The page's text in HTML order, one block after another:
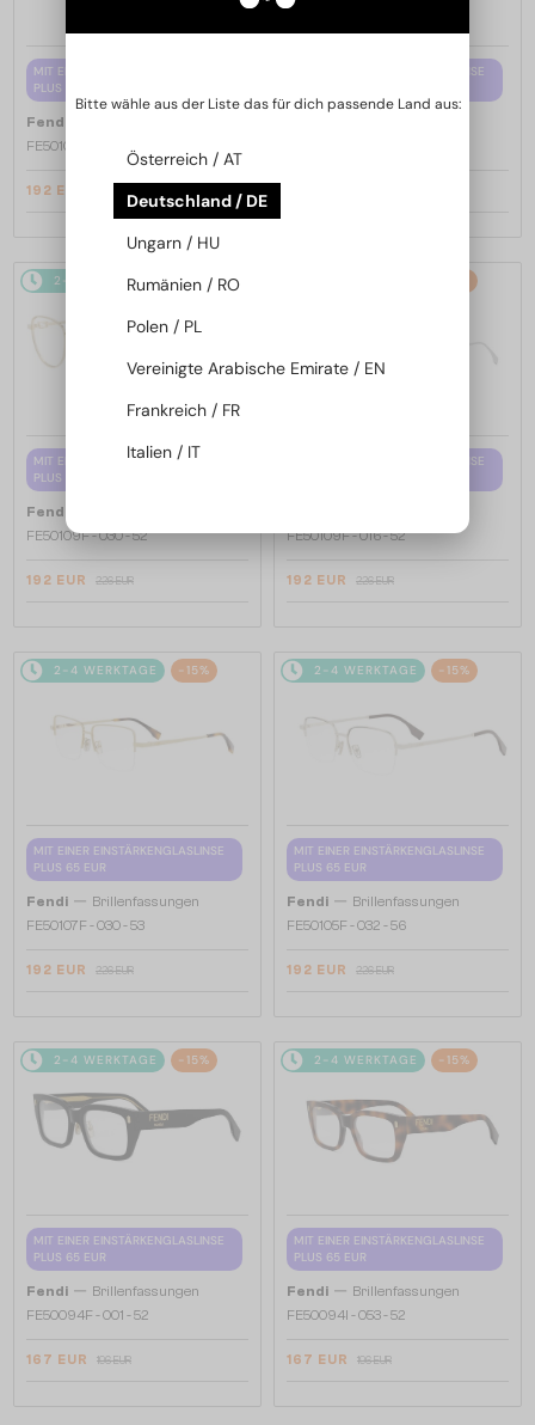
MIT EINER EINSTÄRKENGLASLINSE
PLUS 65 EUR
Fendi
FE50100I - 001 - 53
192 EUR
MIT EINER EINSTÄRKENGLASLINSE
2-4 WERKTAGE -15%
MIT EINER EINSTÄRKENGLASLINSE
PLUS 65 EUR
Fendi
FE50109F - 030 - 52
192 EUR 226 EUR
MIT EINER EINSTÄRKENGLASLINSE
FE50109F - 016 - 52
192 EUR 226 EUR
2-4 WERKTAGE -15%
MIT EINER EINSTÄRKENGLASLINSE
PLUS 65 EUR
Fendi — Brillenfassungen
FE50107F - 030 - 53
192 EUR 226 EUR
2-4 WERKTAGE -15%
MIT EINER EINSTÄRKENGLASLINSE
PLUS 65 EUR
Fendi — Brillenfassungen
FE50105F - 032 - 56
192 EUR 226 EUR
2-4 WERKTAGE -15%
MIT EINER EINSTÄRKENGLASLINSE
PLUS 65 EUR
Fendi — Brillenfassungen
FE50094F - 001 - 52
167 EUR 196 EUR
2-4 WERKTAGE -15%
MIT EINER EINSTÄRKENGLASLINSE
PLUS 65 EUR
Fendi — Brillenfassungen
FE50094I - 053 - 52
167 EUR 196 EUR
Bitte wähle aus der Liste das für dich passende Land aus:
Österreich / AT
Deutschland / DE
Ungarn / HU
Rumänien / RO
Polen / PL
Vereinigte Arabische Emirate / EN
Frankreich / FR
Italien / IT